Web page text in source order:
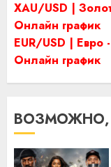
XAU/USD |
Онлайн график
EUR/USD | Евро
Онлайн график
ВОЗМОЖНО,